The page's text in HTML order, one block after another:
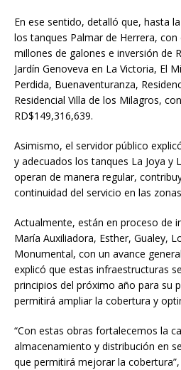
En ese sentido, detalló que, hasta
los tanques Palmar de Herrera, con
millones de galones e inversión de
Jardín Genoveva en La Victoria, El
Perdida, Buenaventuranza,
Residencial Villa de los Milagros,
RD$149,316,639.
Asimismo, el servidor público
y adecuados los tanques La Joya y
operan de manera regular,
continuidad del servicio en las
Actualmente, están en proceso de
María Auxiliadora, Esther, Gualey,
Monumental, con un avance
explicó que estas infraestructuras
principios del próximo año para su
permitirá ampliar la cobertura y
“Con estas obras fortalecemos la
almacenamiento y distribución en
que permitirá mejorar la